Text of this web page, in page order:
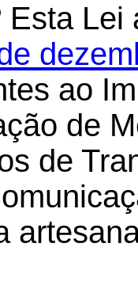
Esta Lei
ao
de
de